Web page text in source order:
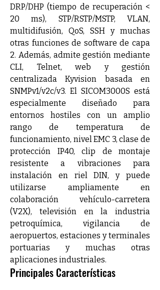
DRP/DHP (tiempo de recuperación <
20 ms), STP/RSTP/MSTP, VLAN,
multidifusión, QoS, SSH y muchas
otras funciones de software de capa
2. Además, admite gestión mediante
CLI, Telnet, web y gestión
centralizada Kyvision basada en
SNMPv1/v2c/v3. El SICOM3000S está
especialmente diseñado para
entornos hostiles con un amplio
rango de temperatura de
funcionamiento, nivel EMC 3, clase de
protección IP40, clip de montaje
resistente a vibraciones para
instalación en riel DIN, y puede
utilizarse ampliamente en
colaboración vehículo-carretera
(V2X), televisión en la industria
petroquímica, vigilancia de
aeropuertos, estaciones y terminales
portuarias y muchas otras
aplicaciones industriales.
Principales Características